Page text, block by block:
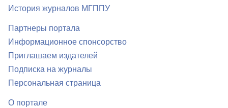
История журналов МГППУ
Партнеры портала
Информационное спонсорство
Приглашаем издателей
Подписка на журналы
Персональная страница
О портале